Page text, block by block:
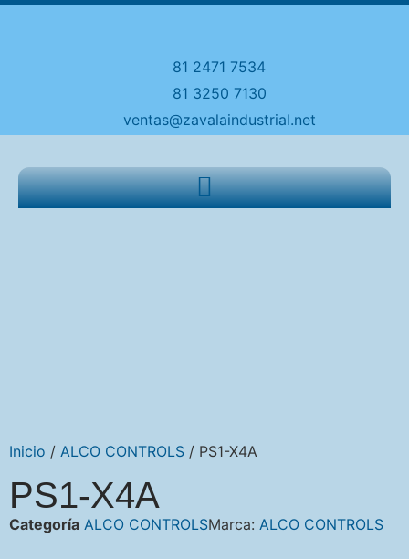
81 2471 7534
81 3250 7130
ventas@zavalaindustrial.net
Inicio / ALCO CONTROLS / PS1-X4A
PS1-X4A
Categoría ALCO CONTROLSMarca: ALCO CONTROLS